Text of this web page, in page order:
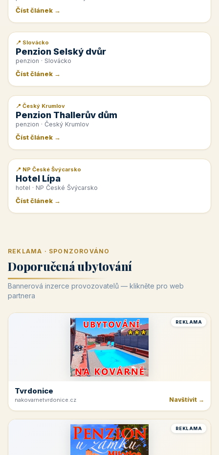
Číst článek →
📰 PR článek
📍 Slovácko
Penzion Selský dvůr
penzion · Slovácko
Číst článek →
📰 PR článek
📍 Český Krumlov
Penzion Thallerův dům
penzion · Český Krumlov
Číst článek →
📰 PR článek
📍 NP České Švýcarsko
Hotel Lípa
hotel · NP České Švýcarsko
Číst článek →
REKLAMA · SPONZOROVÁNO
Doporučená ubytování
Bannerová inzerce provozovatelů — klikněte pro web
partnera
REKLAMA
Tvrdonice
nakovarnetvrdonice.cz Navštívit →
REKLAMA